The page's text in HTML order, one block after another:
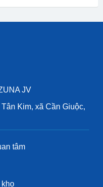
JV
Kim, xã Cần Giuộc,
tâm
kho